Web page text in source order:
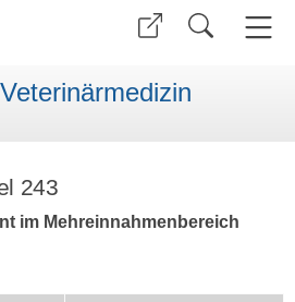
243
im Mehreinnahmenbereich